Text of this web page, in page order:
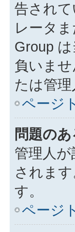
告され
レータ
Group
負いま
たは管
ページ
問題の
管理人
されま
す。
ページ